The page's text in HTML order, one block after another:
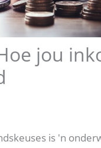
jou
is 'n